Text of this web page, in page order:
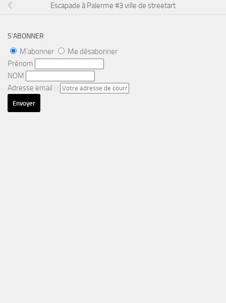
Escapade à Palerme #3 ville de streetart
S’ABONNER
M'abonner
Me désabonner
Prénom
NOM
Adresse email : :